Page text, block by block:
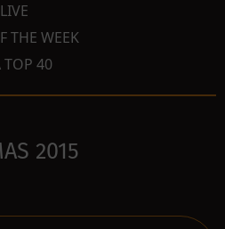
THE WEEK
TOP 40
2015